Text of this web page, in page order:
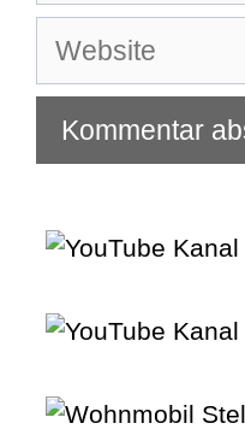
Adresse
Website